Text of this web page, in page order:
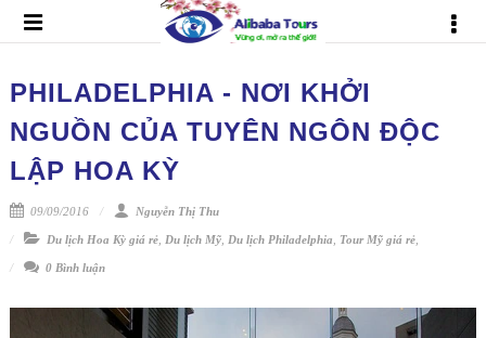
PHILADELPHIA - NƠI KHỞI
NGUỒN CỦA TUYÊN NGÔN ĐỘC
LẬP HOA KỲ
09/09/2016 Nguyễn Thị Thu
Du lịch Hoa Kỳ giá rẻ, Du lịch Mỹ, Du lịch Philadelphia Tour Mỹ giá rẻ,
0 Bình luận